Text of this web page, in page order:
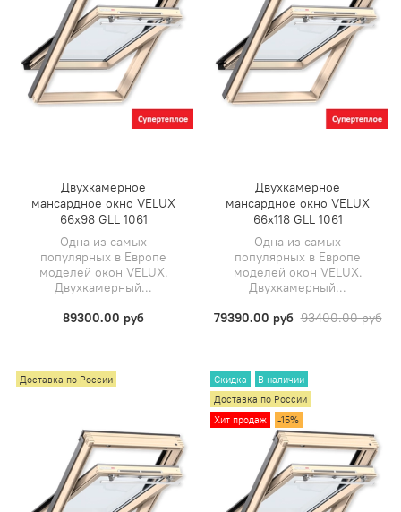
Двухкамерное
мансардное окно VELUX
66х98 GLL 1061
Одна из самых
популярных в Европе
моделей окон VELUX.
Двухкамерный...
89300.00 руб
Двухкамерное
мансардное окно VELUX
66х118 GLL 1061
Одна из самых
популярных в Европе
моделей окон VELUX.
Двухкамерный...
79390.00 руб 93400.00 руб
Доставка по России Скидка
В наличии
Доставка по России
Хит продаж
-15%